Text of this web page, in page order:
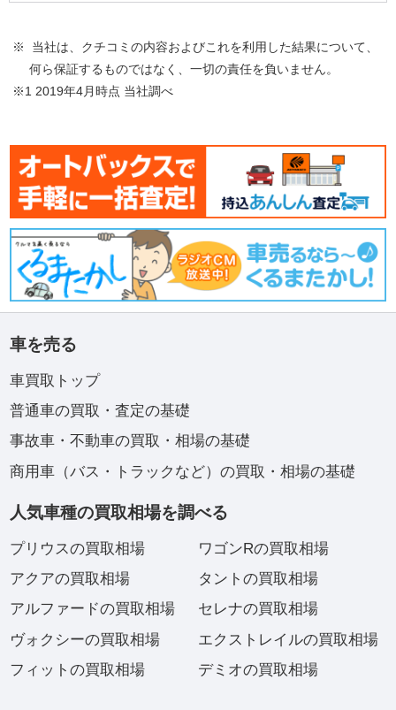
※ 当社は、クチコミの内容およびこれを利用した結果について、
何ら保証するものではなく、一切の責任を負いません。
※1 2019年4月時点 当社調べ
車を売る
車買取トップ
普通車の買取・査定の基礎
事故車・不動車の買取・相場の基礎
商用車（バス・トラックなど）の買取・相場の基礎
人気車種の買取相場を調べる
プリウスの買取相場
アクアの買取相場
アルファードの買取相場
ヴォクシーの買取相場
フィットの買取相場
ワゴンRの買取相場
タントの買取相場
セレナの買取相場
エクストレイルの買取相場
デミオの買取相場